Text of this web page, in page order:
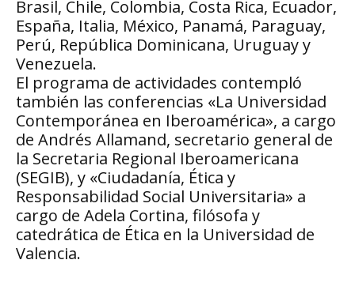
Brasil, Chile, Colombia, Costa Rica, Ecuador,
España, Italia, México, Panamá, Paraguay,
Perú, República Dominicana, Uruguay y
Venezuela.
El programa de actividades contempló
también las conferencias «La Universidad
Contemporánea en Iberoamérica», a cargo
de Andrés Allamand, secretario general de
la Secretaria Regional Iberoamericana
(SEGIB), y «Ciudadanía, Ética y
Responsabilidad Social Universitaria» a
cargo de Adela Cortina, filósofa y
catedrática de Ética en la Universidad de
Valencia.